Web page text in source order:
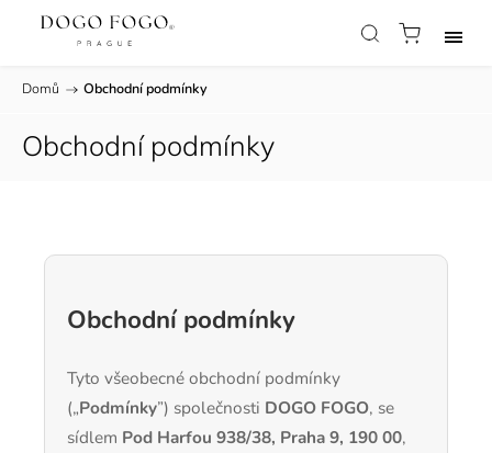
Domů / Obchodní podmínky
Obchodní podmínky
Obchodní podmínky
Tyto všeobecné obchodní podmínky
(„Podmínky”) společnosti DOGO FOGO, se
sídlem Pod Harfou 938/38, Praha 9, 190 00,